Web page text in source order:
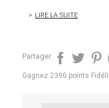
LIRE LA SUITE
Partager
Gagnez 2390 points